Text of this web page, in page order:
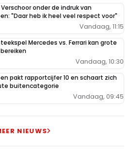
Bull is, wat ik al jaren zeg en blijf
motorfabrikant. Ferrari en Mercedes
heeft Verstappen het WK cadeau
van Hamilton. Verstappen zal de
hij bij Red Bull blijft, geen WK
1) Red Bull blijft kampen met de
heeft zichzelf niet voldoende onder
Verschoor onder de indruk van
"Daar heb ik heel veel respect voor"
Vandaag, 11:15
Mercedes vs. Ferrari kan grote
Vandaag, 10:30
pakt rapportcijfer 10 en schaart zich
buitencategorie
Vandaag, 09:45
NIEUWS